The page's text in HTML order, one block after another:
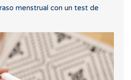
menstrual con un test de